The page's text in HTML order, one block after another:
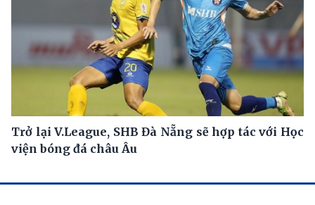
Trở lại V.League, SHB Đà Nẵng sẽ hợp tác với Học
viện bóng đá châu Âu